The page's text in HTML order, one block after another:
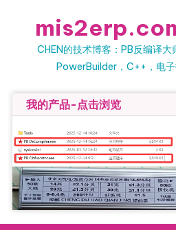
CHEN的技术博客：PB反编译大
PowerBuilder，C++，电子
我的产品-点击浏览